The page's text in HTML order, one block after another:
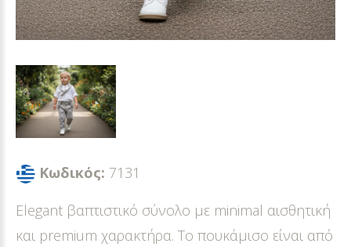
Κωδικός: 7131
Elegant βαπτιστικό σύνολο με minimal αισθητική
και premium χαρακτήρα. Το πουκάμισο είναι από